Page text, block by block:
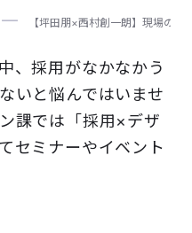
【坪田朋×西村創一朗】現場の
、採用がなかなかう
いと悩んではいませ
課では「採用×デザ
セミナーやイベント